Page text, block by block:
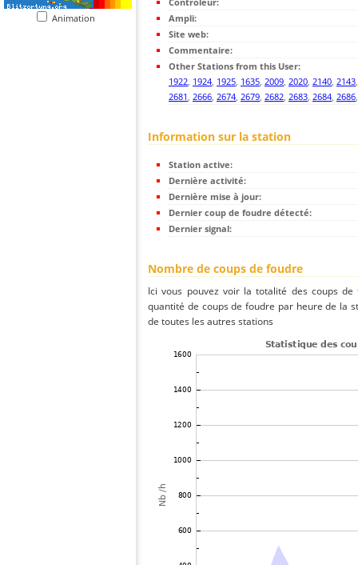
Animation
Ampli:
Site web:
Commentaire:
Other Stations from this User:
1922, 1924, 1925, 1635, 2009, 2020, 2140, 2143
2681, 2666, 2674, 2679, 2682, 2683, 2684, 2686
Information sur la station
Station active:
Dernière activité:
Dernière mise à jour:
Dernier coup de foudre détecté:
Dernier signal:
Nombre de coups de foudre
Ici vous pouvez voir la totalité des coups
quantité de coups de foudre par heure de la
de toutes les autres stations